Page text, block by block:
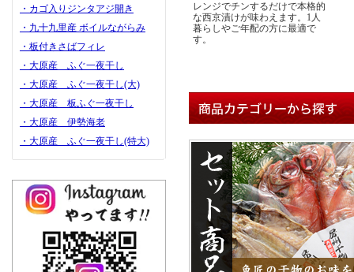
・カゴ入りジンタアジ開き
・九十九里産 ボイルながらみ
・板付きさばフィレ
・大原産 ふぐ一夜干し
・大原産 ふぐ一夜干し(大)
・大原産 板ふぐ一夜干し
・大原産 伊勢海老
・大原産 ふぐ一夜干し(特大)
レンジでチンするだけで本格的
な西京漬けが味わえます。1人
暮らしやご年配の方に最適で
す。